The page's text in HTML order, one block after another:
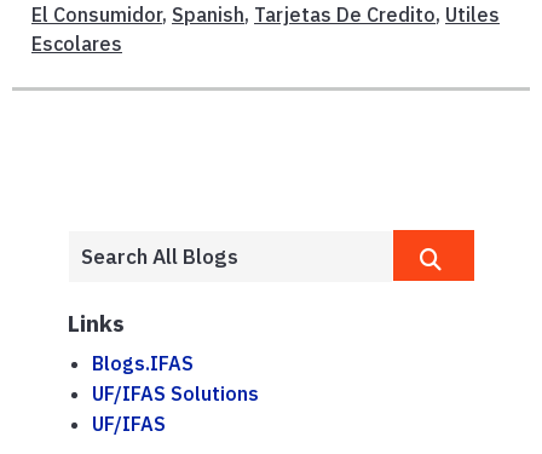
El Consumidor, Spanish, Tarjetas De Credito, Utiles
Escolares
Links
Blogs.IFAS
UF/IFAS Solutions
UF/IFAS